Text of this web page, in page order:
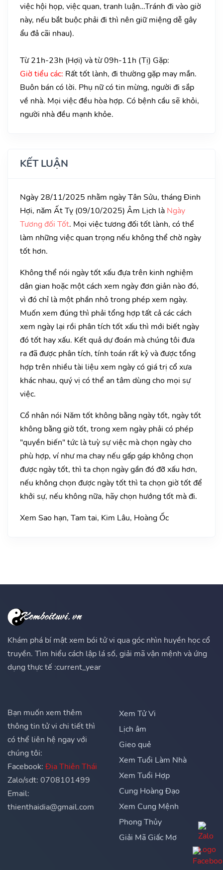
việc hội họp, việc quan, tranh luận…Tránh đi vào giờ
này, nếu bắt buộc phải đi thì nên giữ miệng dễ gây
ẩu đả cãi nhau).
Từ 21h-23h (Hợi) và từ 09h-11h (Tị) Gặp:
Giờ tiểu các: Rất tốt lành, đi thường gặp may mắn.
Buôn bán có lời. Phụ nữ có tin mừng, người đi sắp
về nhà. Mọi việc đều hòa hợp. Có bệnh cầu sẽ khỏi,
người nhà đều mạnh khỏe.
KẾT LUẬN
Ngày 28/11/2025 nhằm ngày Tân Sửu, tháng Đinh
Hợi, năm Ất Tỵ (09/10/2025) Âm Lịch là Ngày
Tương đối Tốt. Mọi việc tương đối tốt lành, có thể
làm những việc quan trọng nếu không thể chờ ngày
tốt hơn.
Không thể nói ngày tốt xấu đựa trên kinh nghiệm
dân gian hoặc một cách xem ngày đơn giản nào đó,
vì đó chỉ là một phần nhỏ trong phép xem ngày.
Muốn xem đúng thì phải tổng hợp tất cả các cách
xem ngày lại rồi phân tích tốt xấu thì mới biết ngày
đó tốt hay xấu. Kết quả dự đoán mà chúng tôi đưa
ra đã được phân tích, tính toán rất kỷ và được tổng
hợp trên nhiều tài liệu xem ngày có giá trị cổ xưa
khác nhau, quý vị có thể an tâm dùng cho mọi sự
việc.
Cổ nhân nói Năm tốt không bằng ngày tốt, ngày tốt
không bằng giờ tốt, trong xem ngày phải có phép
"quyền biến" tức là tuỳ sự việc mà chọn ngày cho
phù hợp, ví như ma chay nếu gấp gáp không chọn
được ngày tốt, thì ta chọn ngày gần đó đỡ xấu hơn,
nếu không chọn được ngày tốt thì ta chọn giờ tốt để
khởi sự, nếu không nữa, hãy chọn hướng tốt mà đi.
Xem Sao hạn, Tam tai, Kim Lâu, Hoàng Ốc
Khám phá bí mật xem bói tử vi qua góc nhìn huyền học cổ
truyền. Tìm hiểu cách lập lá số, giải mã vận mệnh và ứng
dụng thực tế :current_year
Bạn muốn xem thêm
thông tin tử vi chi tiết thì
có thể liên hệ ngay với
chúng tôi:
Facebook: Địa Thiên Thái
Zalo/sdt: 0708101499
Email:
thienthaidia@gmail.com
Xem Tử Vi
Lịch âm
Gieo quẻ
Xem Tuổi Làm Nhà
Xem Tuổi Hợp
Cung Hoàng Đạo
Xem Cung Mệnh
Phong Thủy
Giải Mã Giấc Mơ